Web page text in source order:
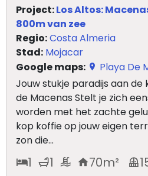
Project:Los Altos:
800m van zee
Regio:Costa Almeria
Stad: Mojacar
Google maps:
Playa De
Jouw stukje paradijs aan de
de Macenas Stelt je zich
worden met het zachte
kop koffie op jouw eigen
zon die...
1 1 70m²